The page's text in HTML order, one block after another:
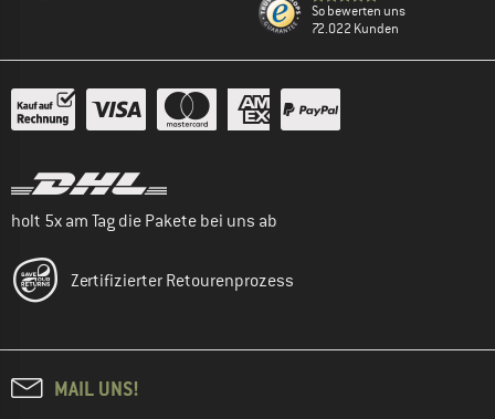
So bewerten uns
72.022 Kunden
holt 5x am Tag die Pakete bei uns ab
Zertifizierter Retourenprozess
MAIL UNS!